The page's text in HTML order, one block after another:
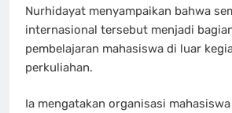
Nurhidayat menyampaikan bahwa
internasional tersebut menjadi
pembelajaran mahasiswa di luar
perkuliahan.
Ia mengatakan organisasi